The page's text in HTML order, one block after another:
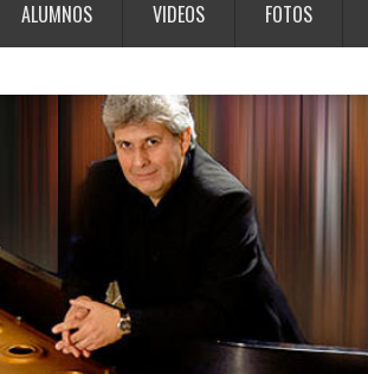
ALUMNOS VIDEOS FOTOS